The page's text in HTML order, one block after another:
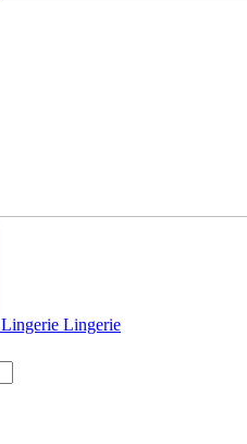
Lingerie Lingerie